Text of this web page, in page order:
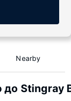
Nearby
до Stingray